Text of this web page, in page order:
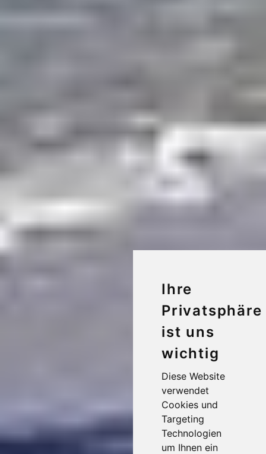
Ihre
Privatsphäre
ist uns
wichtig
Diese Website
verwendet
Cookies und
Targeting
Technologien
um Ihnen ein